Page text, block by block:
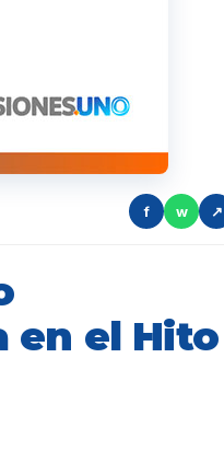
f w ↗
en el Hito